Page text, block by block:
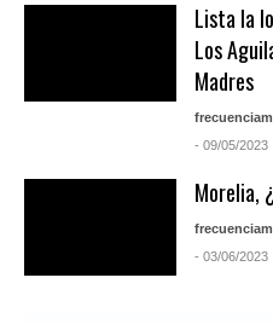
Lista la
Los
Madres
- 09/05/2023
Morelia,
- 03/06/2023